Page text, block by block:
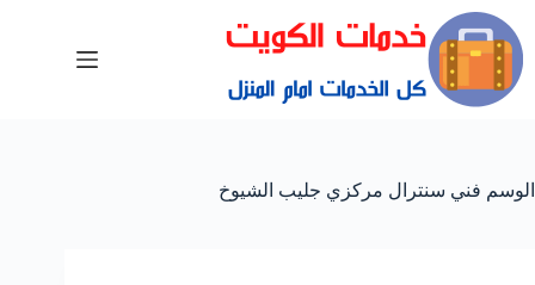
الوسم فني سنترال مركزي جليب الشيوخ